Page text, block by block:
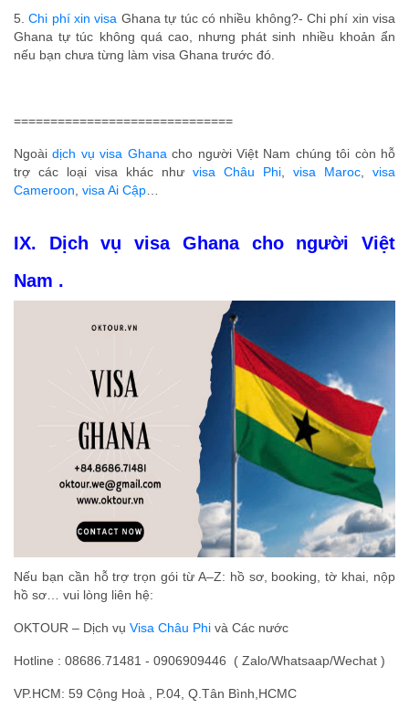
5.Chi phí xin visa Ghana tự túc có nhiều không?- Chi phí xin visa
Ghana tự túc không quá cao, nhưng phát sinh nhiều khoản ẩn
nếu bạn chưa từng làm visa Ghana trước đó.
==============================
Ngoàidịch vụ visa Ghana cho người Việt Nam chúng tôi còn hỗ
trợ các loại visa khác như visa Châu Phi visa Maroc
visa
Cameroon visa Ai Cập
IX. Dịch vụ visa Ghana cho người Việt
Nam .
Nếu bạn cần hỗ trợ trọn gói từ A–Z: hồ sơ, booking, tờ khai, nộp
hồ sơ… vui lòng liên hệ:
OKTOUR – Dịch vụ Visa Châu Phi và Các nước
Hotline : 08686.71481 - 0906909446 ( Zalo/Whatsaap/Wechat )
VP.HCM: 59 Cộng Hoà , P.04, Q.Tân Bình,HCMC